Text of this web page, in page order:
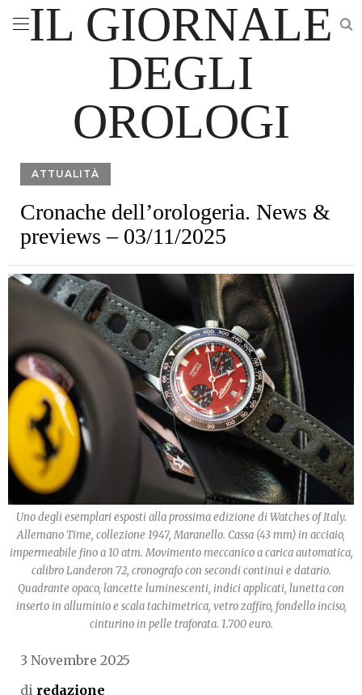
IL GIORNALE
DEGLI
OROLOGI
ATTUALITÀ
Cronache dell’orologeria. News &
previews – 03/11/2025
Uno degli esemplari esposti alla prossima edizione di Watches of Italy.
Allemano Time, collezione 1947, Maranello. Cassa (43 mm) in acciaio,
impermeabile fino a 10 atm. Movimento meccanico a carica automatica,
calibro Landeron 72, cronografo con secondi continui e datario.
Quadrante opaco, lancette luminescenti, indici applicati, lunetta con
inserto in alluminio e scala tachimetrica, vetro zaffiro, fondello inciso,
cinturino in pelle traforata. 1.700 euro.
3 Novembre 2025
di redazione